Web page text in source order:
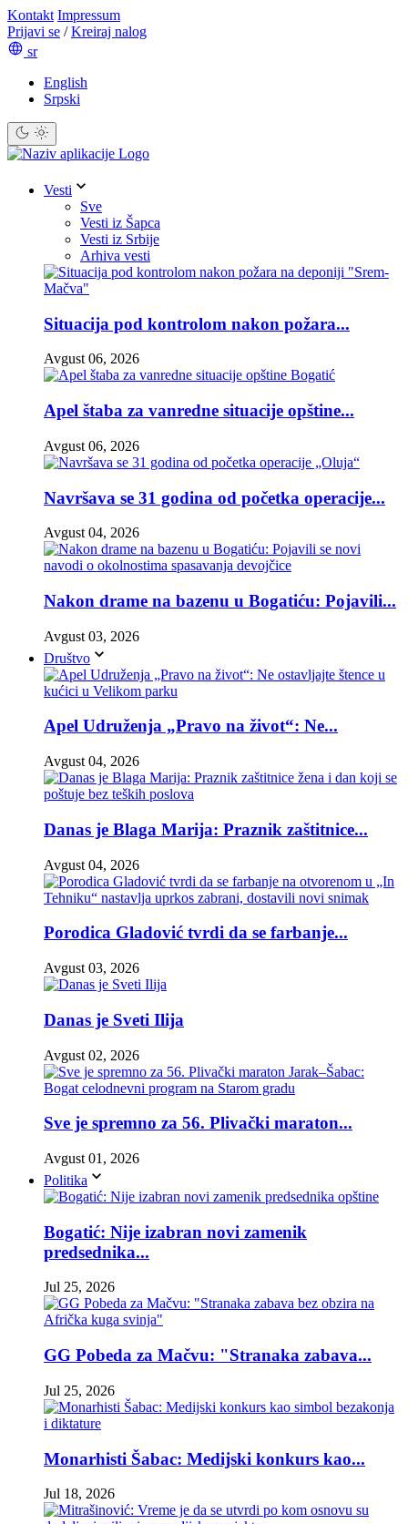
Kontakt Impressum
Prijavi se / Kreiraj nalog
sr
English
Srpski
Vesti
Sve
Vesti iz Šapca
Vesti iz Srbije
Arhiva vesti
Situacija pod kontrolom nakon požara...
Avgust 06, 2026
Apel štaba za vanredne situacije opštine...
Avgust 06, 2026
Navršava se 31 godina od početka operacije...
Avgust 04, 2026
Nakon drame na bazenu u Bogatiću: Pojavili...
Avgust 03, 2026
Društvo
Apel Udruženja „Pravo na život“: Ne...
Avgust 04, 2026
Danas je Blaga Marija: Praznik zaštitnice...
Avgust 04, 2026
Porodica Gladović tvrdi da se farbanje...
Avgust 03, 2026
Danas je Sveti Ilija
Avgust 02, 2026
Sve je spremno za 56. Plivački maraton...
Avgust 01, 2026
Politika
Bogatić: Nije izabran novi zamenik
predsednika...
Jul 25, 2026
GG Pobeda za Mačvu: "Stranaka zabava...
Jul 25, 2026
Monarhisti Šabac: Medijski konkurs kao...
Jul 18, 2026